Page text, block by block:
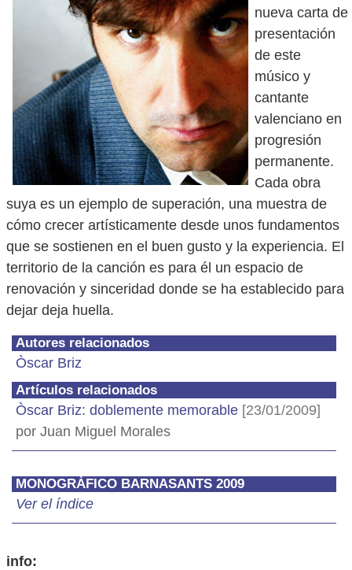
nueva carta de
presentación
de este
músico y
cantante
valenciano en
progresión
permanente.
Cada obra
suya es un ejemplo de superación, una muestra de
cómo crecer artísticamente desde unos fundamentos
que se sostienen en el buen gusto y la experiencia. El
territorio de la canción es para él un espacio de
renovación y sinceridad donde se ha establecido para
dejar deja huella.
Autores relacionados
Òscar Briz
Artículos relacionados
Òscar Briz: doblemente memorable [23/01/2009]
por Juan Miguel Morales
MONOGRÀFICO BARNASANTS 2009
Ver el índice
info: